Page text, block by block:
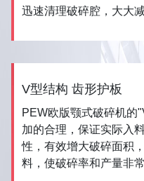
迅速清理破碎腔，大大
V型结构 齿形护板
PEW欧版颚式破碎机的
加的合理，保证实际入
性，有效增大破碎面积
料，使破碎率和产量非